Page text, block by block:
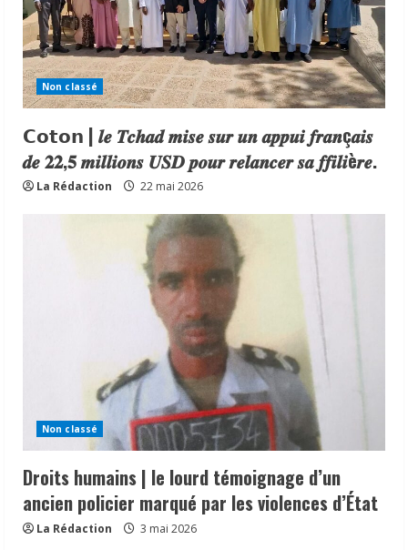
Non classé
𝗖𝗼𝘁𝗼𝗻 | 𝒍𝒆 𝑻𝒄𝒉𝒂𝒅 𝒎𝒊𝒔𝒆 𝒔𝒖𝒓 𝒖𝒏 𝒂𝒑𝒑𝒖𝒊 𝒇𝒓𝒂𝒏ç𝒂𝒊𝒔
𝒅𝒆 𝟐𝟐,𝟓 𝒎𝒊𝒍𝒍𝒊𝒐𝒏𝒔 𝑼𝑺𝑫 𝒑𝒐𝒖𝒓 𝒓𝒆𝒍𝒂𝒏𝒄𝒆𝒓 𝒔𝒂 𝒇𝒇𝒊𝒍𝒊è𝒓𝒆.
La Rédaction 22 mai 2026
Non classé
Droits humains | le lourd témoignage d’un
ancien policier marqué par les violences d’État
La Rédaction 3 mai 2026